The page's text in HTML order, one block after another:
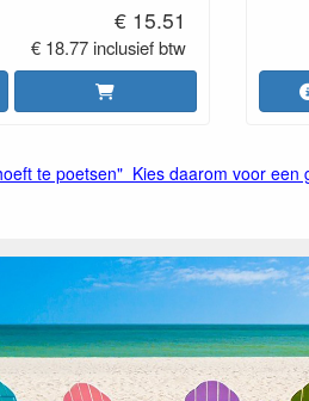
€ 15.51
€ 18.77 inclusief btw
te poetsen" Kies daarom voor een